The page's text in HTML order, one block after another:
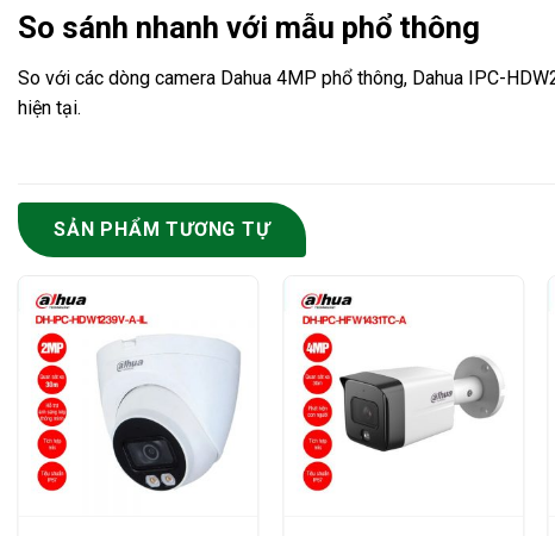
So sánh nhanh với mẫu phổ thông
So với các dòng camera Dahua 4MP phổ thông, Dahua IPC-
hiện tại.
SẢN PHẨM TƯƠNG TỰ